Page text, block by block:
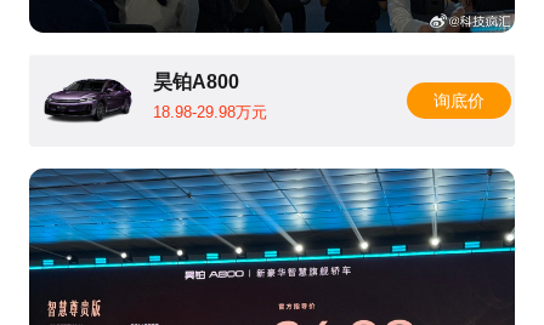
昊铂A800
18.98-29.98万元
询底价